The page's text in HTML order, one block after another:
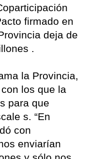
firmado en
deja de
.
la Provincia,
los que la
para que
s. “En
con
enviarían